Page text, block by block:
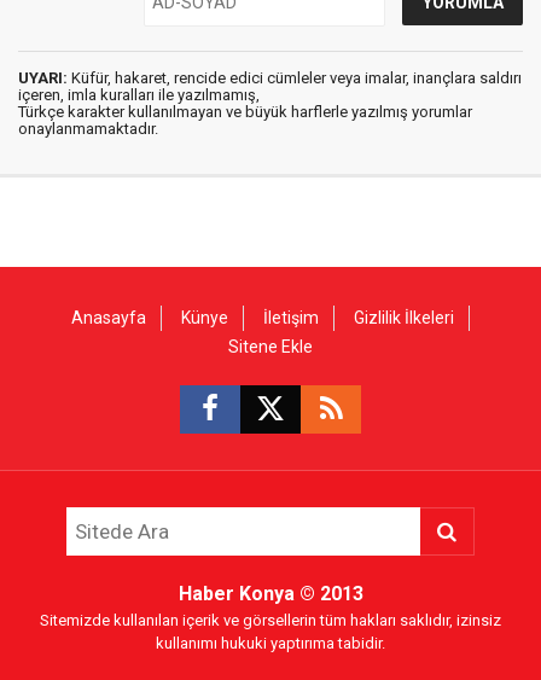
UYARI: Küfür, hakaret, rencide edici cümleler veya imalar, inançlara saldırı
içeren, imla kuralları ile yazılmamış,
Türkçe karakter kullanılmayan ve büyük harflerle yazılmış yorumlar
onaylanmamaktadır.
Anasayfa Künye İletişim
Gizlilik İlkeleri
Sitene Ekle
Haber Konya© 2013
Sitemizde kullanılan içerik ve görsellerin tüm hakları saklıdır, izinsiz
kullanımı hukuki yaptırıma tabidir.